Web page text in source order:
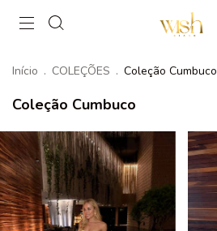
Início . COLEÇÕES . Coleção Cumbuco
Coleção Cumbuco